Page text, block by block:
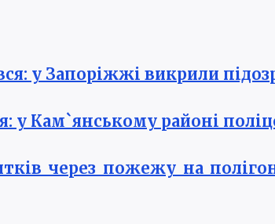
у Запоріжжі викрили
у Кам`янському районі
через пожежу на